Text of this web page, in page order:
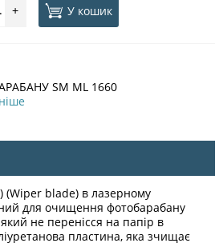
+ У кошик
SM ML 1660
(Wiper blade) в лазерному
для очищення фотобарабану
не перенісся на папір в
пластина, яка зчищає